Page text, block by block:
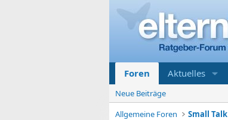
Foren Aktuelles
Neue Beiträge
Allgemeine Foren
Small Talk